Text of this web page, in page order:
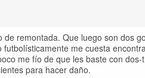
remontada. Que luego son dos
me cuesta
me fío de que les baste con dos-
para hacer daño.